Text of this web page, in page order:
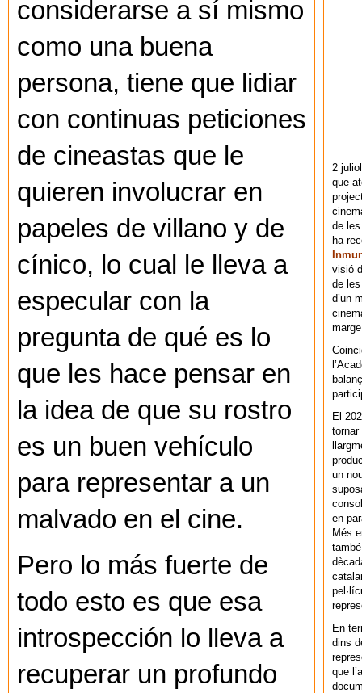
considerarse a sí mismo
como una buena
persona, tiene que lidiar
con continuas peticiones
de cineastas que le
quieren involucrar en
papeles de villano y de
cínico, lo cual le lleva a
especular con la
pregunta de qué es lo
que les hace pensar en
la idea de que su rostro
es un buen vehículo
para representar a un
malvado en el cine.
Pero lo más fuerte de
todo esto es que esa
introspección lo lleva a
recuperar un profundo
2
que
de
ha
visió
de
d’un
El
un
en
Més
En
dins
que